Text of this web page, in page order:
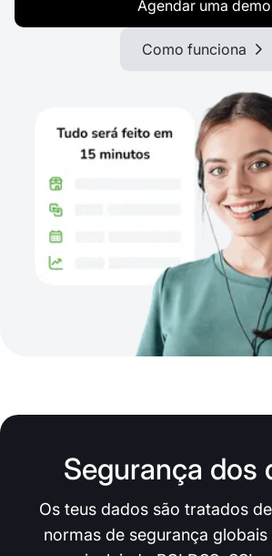
Agendar uma demo
Como funciona
Segurança dos
Os teus dados são tratados
normas de segurança globais